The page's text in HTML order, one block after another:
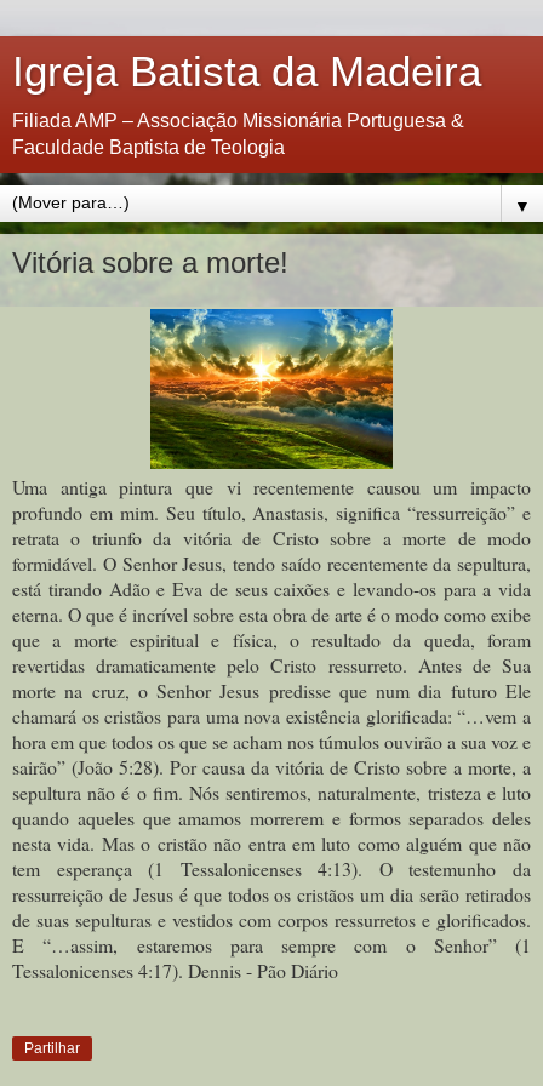
Igreja Batista da Madeira
Filiada AMP – Associação Missionária Portuguesa &
Faculdade Baptista de Teologia
▼
Vitória sobre a morte!
Uma antiga pintura que vi recentemente causou um impacto
profundo em mim. Seu título, Anastasis, significa “ressurreição” e
retrata o triunfo da vitória de Cristo sobre a morte de modo
formidável. O Senhor Jesus, tendo saído recentemente da sepultura,
está tirando Adão e Eva de seus caixões e levando-os para a vida
eterna. O que é incrível sobre esta obra de arte é o modo como exibe
que a morte espiritual e física, o resultado da queda, foram
revertidas dramaticamente pelo Cristo ressurreto. Antes de Sua
morte na cruz, o Senhor Jesus predisse que num dia futuro Ele
chamará os cristãos para uma nova existência glorificada: “…vem a
hora em que todos os que se acham nos túmulos ouvirão a sua voz e
sairão” (João 5:28). Por causa da vitória de Cristo sobre a morte, a
sepultura não é o fim. Nós sentiremos, naturalmente, tristeza e luto
quando aqueles que amamos morrerem e formos separados deles
nesta vida. Mas o cristão não entra em luto como alguém que não
tem esperança (1 Tessalonicenses 4:13). O testemunho da
ressurreição de Jesus é que todos os cristãos um dia serão retirados
de suas sepulturas e vestidos com corpos ressurretos e glorificados.
E “…assim, estaremos para sempre com o Senhor” (1
Tessalonicenses 4:17). Dennis - Pão Diário
Partilhar